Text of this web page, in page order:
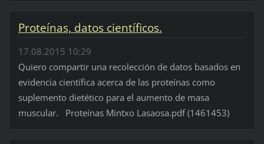
Proteínas, datos científicos.
17.08.2015 10:29
Quiero compartir una recolección de datos basados en
evidencia científica acerca de las proteínas como
suplemento dietético para el aumento de masa
muscular. Proteínas Mintxo Lasaosa.pdf (1461453)